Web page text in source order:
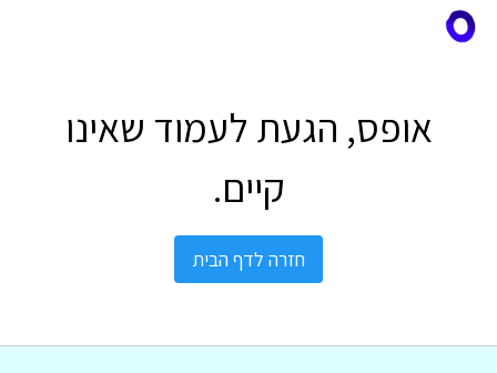
אופס, הגעת לעמוד שאינו
קיים.
חזרה לדף הבית